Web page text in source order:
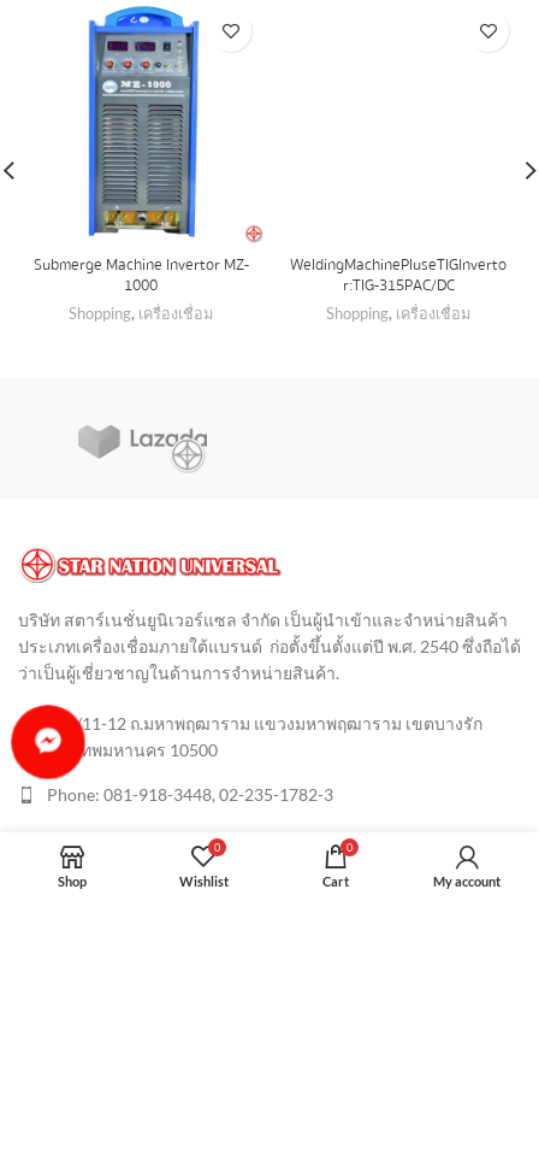
Submerge Machine Invertor MZ-
1000
Shopping, เครื่องเชื่อม
Welding Machine Pluse TIG Inverto
r:TIG-315P AC/DC
Shopping, เครื่องเชื่อม
บริษัท สตาร์เนชั่นยูนิเวอร์แซล จำกัด เป็นผู้นำเข้าและจำหน่ายสินค้า
ประเภทเครื่องเชื่อมภายใต้แบรนด์ ก่อตั้งขึ้นตั้งแต่ปี พ.ศ. 2540 ซึ่งถือได้
ว่าเป็นผู้เชี่ยวชาญในด้านการจำหน่ายสินค้า.
415/11-12 ถ.มหาพฤฒาราม แขวงมหาพฤฒาราม เขตบางรัก
กรุงเทพมหานคร 10500
Phone: 081-918-3448, 02-235-1782-3
snu@star-nation.com, sales@star-nation.com
Shop
0
Wishlist
0
Cart My account